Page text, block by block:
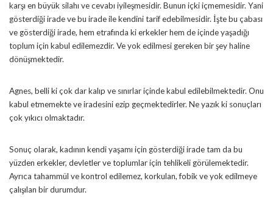
karşı en büyük silahı ve cevabı iyileşmesidir. Bunun içki içmemesidir. Yani
gösterdiği irade ve bu irade ile kendini tarif edebilmesidir. İşte bu çabası
ve gösterdiği irade, hem etrafında ki erkekler hem de içinde yaşadığı
toplum için kabul edilemezdir. Ve yok edilmesi gereken bir şey haline
dönüşmektedir.
Agnes, belli ki çok dar kalıp ve sınırlar içinde kabul edilebilmektedir. Onu
kabul etmemekte ve iradesini ezip geçmektedirler. Ne yazık ki sonuçları
çok yıkıcı olmaktadır.
Sonuç olarak, kadının kendi yaşamı için gösterdiği irade tam da bu
yüzden erkekler, devletler ve toplumlar için tehlikeli görülemektedir.
Ayrıca tahammül ve kontrol edilemez, korkulan, fobik ve yok edilmeye
çalışılan bir durumdur.